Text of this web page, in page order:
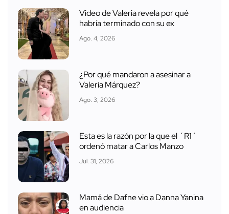
Video de Valeria revela por qué
habría terminado con su ex
Ago. 4, 2026
¿Por qué mandaron a asesinar a
Valeria Márquez?
Ago. 3, 2026
Esta es la razón por la que el ´R1´
ordenó matar a Carlos Manzo
Jul. 31, 2026
Mamá de Dafne vio a Danna Yanina
en audiencia